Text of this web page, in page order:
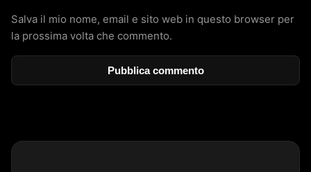
Salva il mio nome, email e sito web in questo browser per
la prossima volta che commento.